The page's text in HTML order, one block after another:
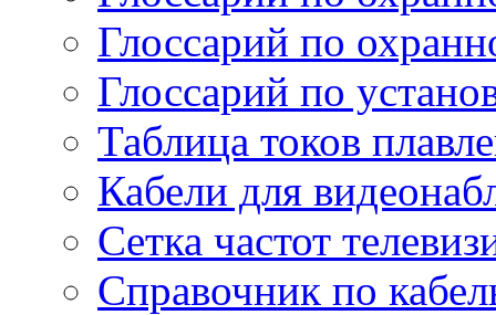
Глоссарий по
Глоссарий по
Таблица токов
Кабели для
Сетка частот
Справочник по